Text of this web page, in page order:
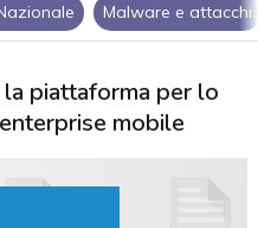
Malware e attacchi
piattaforma per lo
mobile